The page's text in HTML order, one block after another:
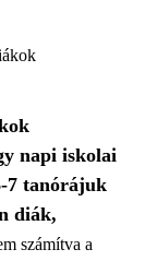
napi iskolai
7 tanórájuk
diák,
számítva a